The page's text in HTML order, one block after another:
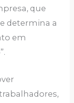
que
determina a
em